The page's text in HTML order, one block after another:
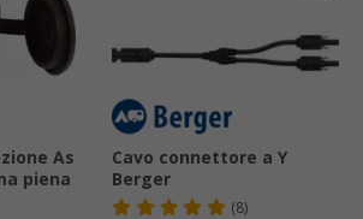
As
piena
Cavo connettore a Y
Berger
(8)